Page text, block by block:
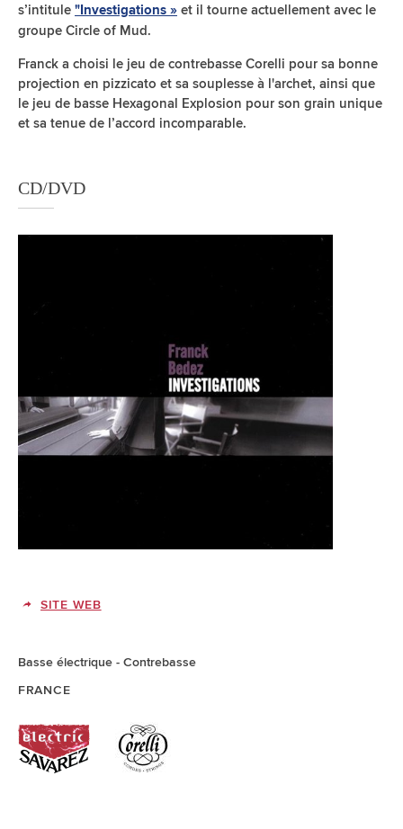
s’intitule "Investigations » et il tourne actuellement avec le
groupe Circle of Mud.
Franck a choisi le jeu de contrebasse Corelli pour sa bonne
projection en pizzicato et sa souplesse à l'archet, ainsi que
le jeu de basse Hexagonal Explosion pour son grain unique
et sa tenue de l’accord incomparable.
CD/DVD
SITE WEB
Basse électrique
Contrebasse
FRANCE